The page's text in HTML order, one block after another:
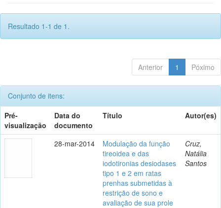
Resultado 1-1 de 1.
Anterior 1 Póximo
Conjunto de itens:
Pré-
visualização
Data do
documento
Título Autor(es)
28-mar-2014
Modulação da função
tireoidea e das
iodotironias desiodases
tipo 1 e 2 em ratas
prenhas submetidas à
restrição de sono e
avaliação de sua prole
Cruz,
Natália
Santos